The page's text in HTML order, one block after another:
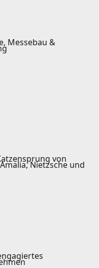
Messebau &
von
Nietzsche und